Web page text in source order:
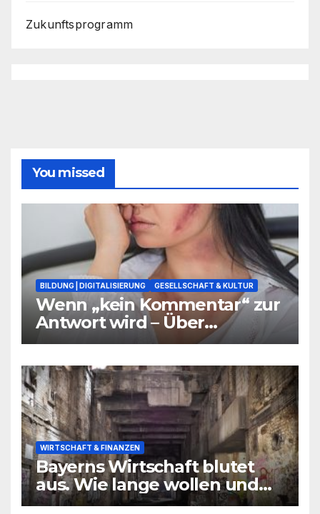
Zukunftsprogramm
You missed
BILDUNG | DIGITALISIERUNG GESELLSCHAFT & KULTUR
Wenn „kein Kommentar“ zur
Antwort wird – Über
Warnsignale aus Schulen, die
WIRTSCHAFT & FINANZEN
Bayerns Wirtschaft blutet
aus. Wie lange wollen und
können wir uns den